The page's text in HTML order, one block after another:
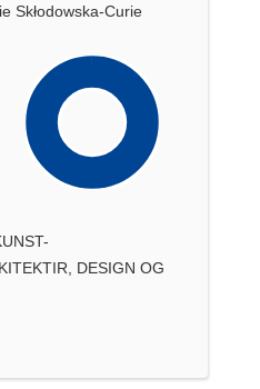
Skłodowska-Curie
DESIGN OG